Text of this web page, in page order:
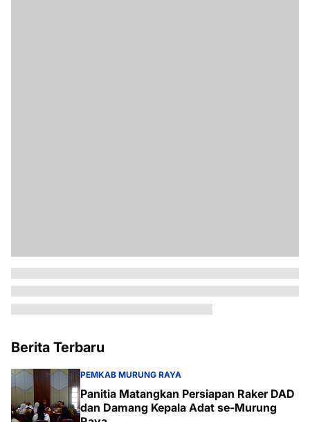
Berita Terbaru
PEMKAB MURUNG RAYA
Panitia Matangkan Persiapan Raker DAD
dan Damang Kepala Adat se-Murung